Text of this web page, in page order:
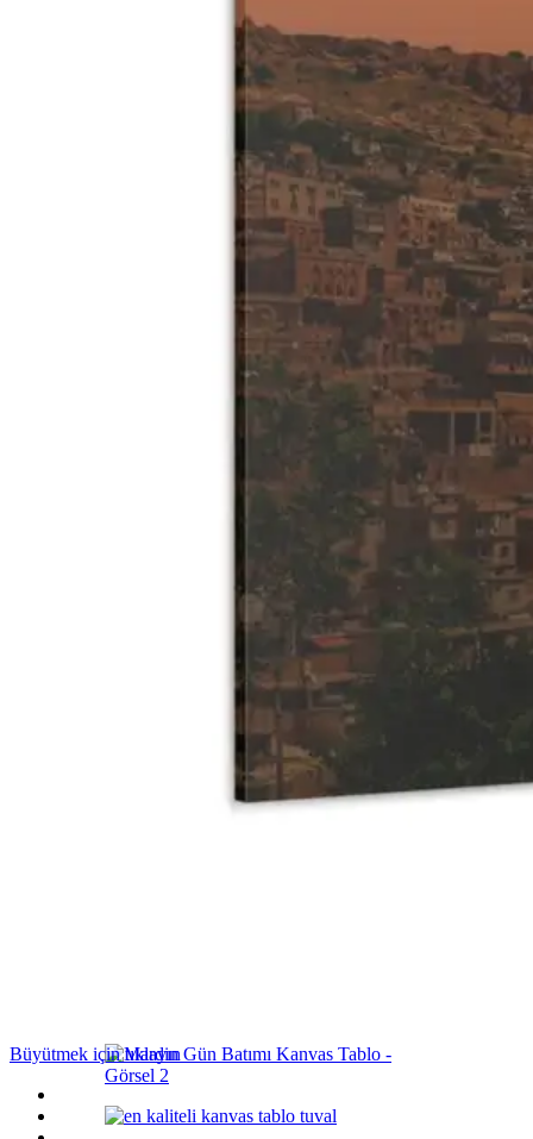
Büyütmek için tıklayın